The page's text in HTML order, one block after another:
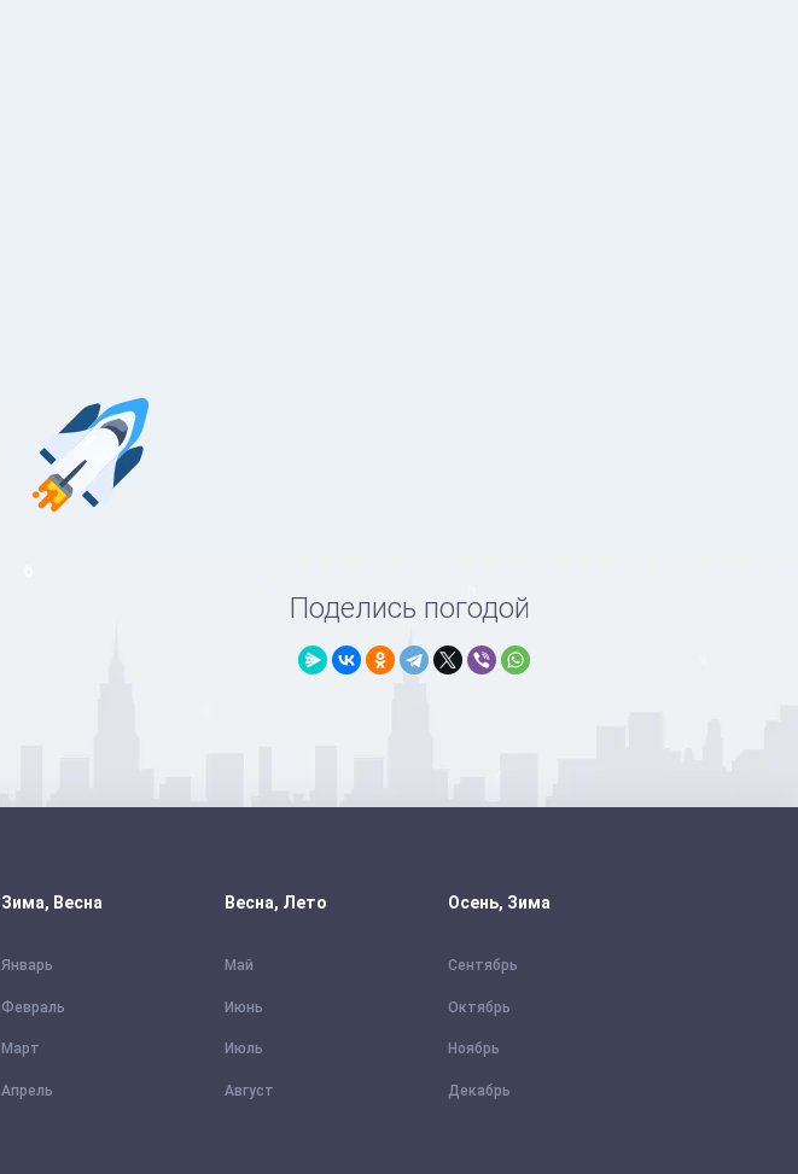
Поделись погодой
Зима, Весна
Январь
Февраль
Март
Апрель
Весна, Лето
Май
Июнь
Июль
Август
Осень, Зима
Сентябрь
Октябрь
Ноябрь
Декабрь